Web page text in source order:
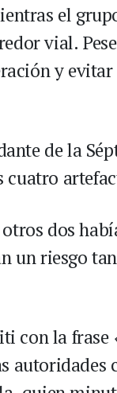
el
vial.
y evitar
de la
dos
un riesgo
con la frase